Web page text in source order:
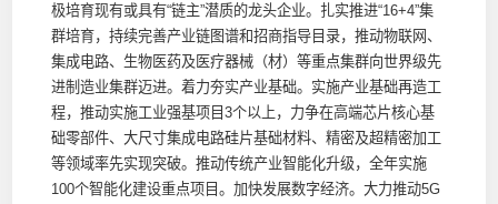
极培育现有或具有“链主”潜质的龙头企业。扎实推进“16+4”集
群培育，持续完善产业链图谱和招商指导目录，推动物联网、
集成电路、生物医药及医疗器械（材）等重点集群向世界级先
进制造业集群迈进。着力夯实产业基础。实施产业基础再造工
程，推动实施工业强基项目3个以上，力争在高端芯片核心基
础零部件、大尺寸集成电路硅片基础材料、精密及超精密加工
等领域率先实现突破。推动传统产业智能化升级，全年实施
100个智能化建设重点项目。加快发展数字经济。大力推动5G